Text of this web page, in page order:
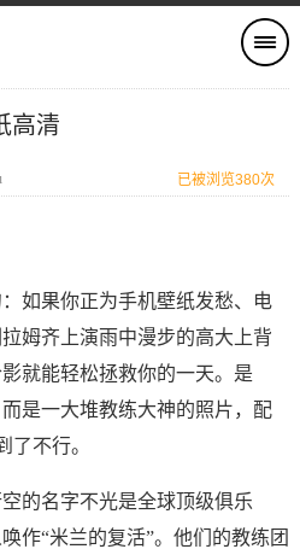
高清
已被浏览380次
如果你正为手机壁纸发愁、电
姆齐上演雨中漫步的高大上背
就能轻松拯救你的一天。是
是一大堆教练大神的照片，配
了不行。
的名字不光是全球顶级俱乐
作“米兰的复活”。他们的教练团